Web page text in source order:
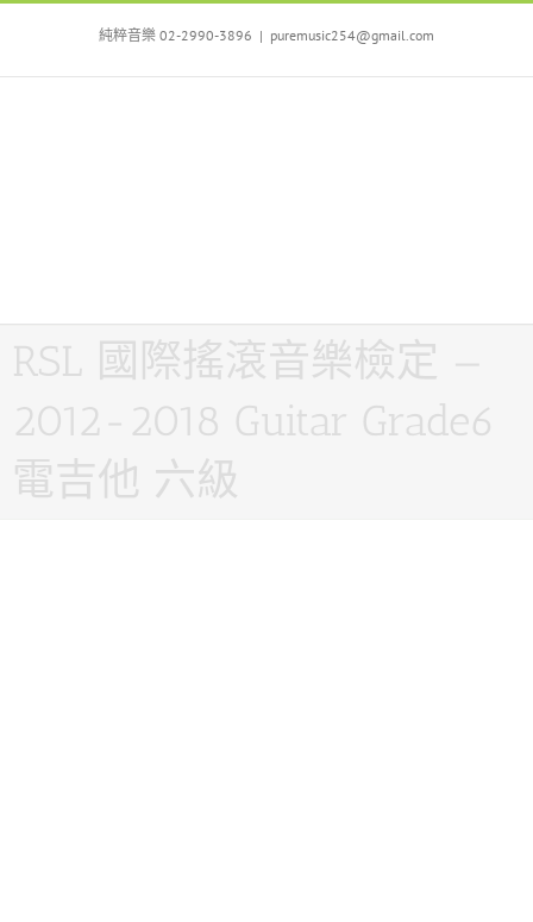
Skip
純粹音樂 02-2990-3896 | puremusic254@gmail.com
RSL 國際搖滾音樂檢定 —
2012-2018 Guitar Grade6
電吉他 六級